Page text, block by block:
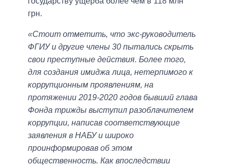
грн.
«Стоит отметить, что экс-руководитель
ФГИУ и другие члены 30 пытались скрыть
свои преступные действия. Более того,
для создания имиджа лица, нетерпимого к
коррупционным проявлениям, на
протяжении 2019-2020 годов бывший глава
Фонда трижды выступил разоблачителем
коррупции, написав соответствующие
заявления в НАБУ и широко
проинформировав об этом
общественность. Как впоследствии